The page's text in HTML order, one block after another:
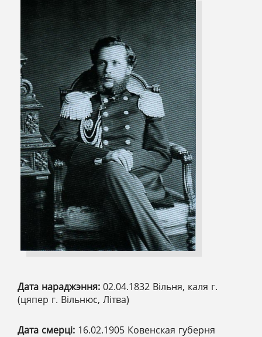
Дата нараджэння: 02.04.1832 Вільня, каля г.
(цяпер г. Вільнюс, Літва)
Дата смерці: 16.02.1905 Ковенская губерня